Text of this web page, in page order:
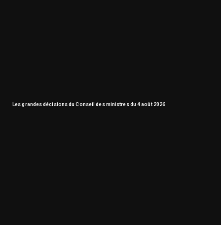
Les grandes décisions du Conseil des ministres du 4 août 2026